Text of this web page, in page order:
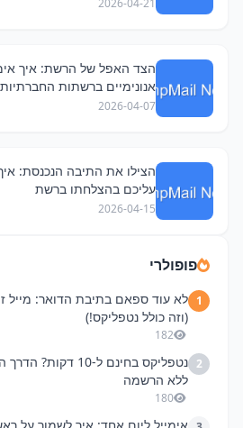
הצד האפל של הרשת: איך
אנונימיים ברשתות החברתיות
2026-04-07
הצילו את התיבה הנכנסת:
עליכם בהצלחתו ברשת
2026-04-15
פופולרי
1 לא עוד ספאם בתיבת הדואר: מייל
(וזה כולל נטפליקס!)
182
2
נטפליקס בחינם ל-
ללא הרשמה
180
אימייל ליום אחד: איך לשמור על